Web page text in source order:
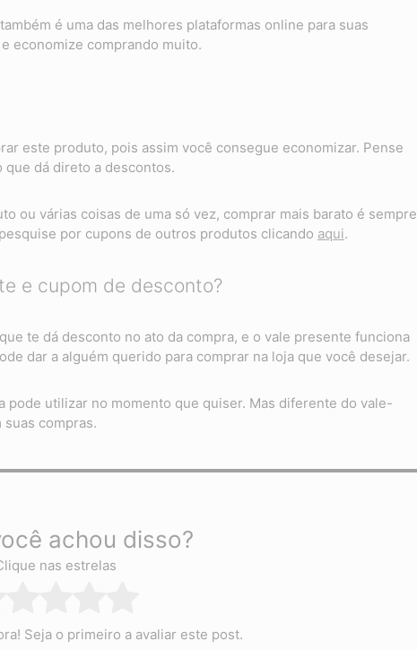
é uma das melhores plataformas online para suas
economize comprando muito.
este produto, pois assim você consegue economizar. Pense
dá direto a descontos.
ou várias coisas de uma só vez, comprar mais barato é sempre
por cupons de outros produtos clicando aqui.
e cupom de desconto?
te dá desconto no ato da compra, e o vale presente funciona
dar a alguém querido para comprar na loja que você desejar.
pode utilizar no momento que quiser. Mas diferente do vale-
compras.
achou disso?
nas estrelas
Seja o primeiro a avaliar este post.